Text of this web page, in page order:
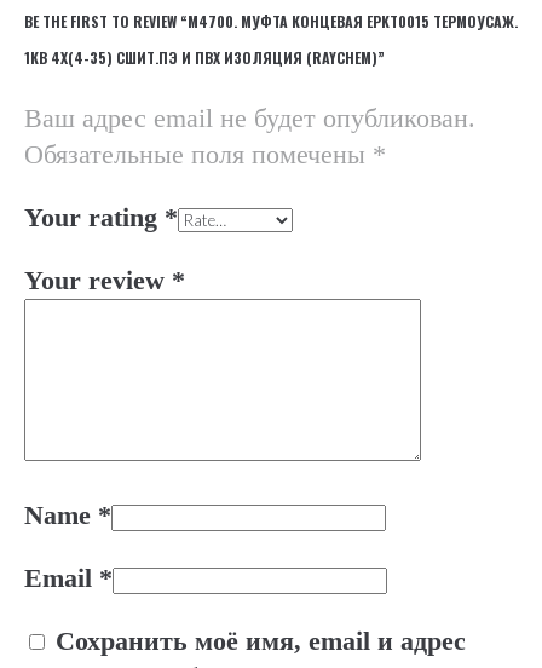
BE THE FIRST TO REVIEW “М4700. МУФТА КОНЦЕВАЯ EPKT0015 ТЕРМОУСАЖ.
1КВ 4Х(4-35) СШИТ.ПЭ И ПВХ ИЗОЛЯЦИЯ (RAYCHEM)”
Ваш адрес email не будет опубликован.
Обязательные поля помечены *
Your rating *
Your review *
Name *
Email *
Сохранить моё имя, email и адрес